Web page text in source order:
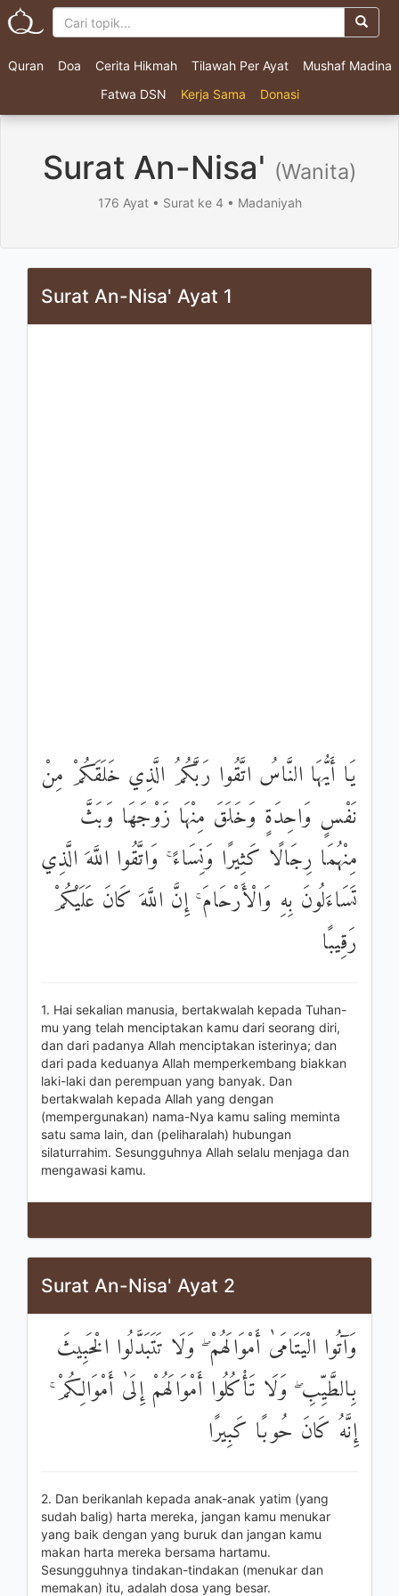
Quran Doa Cerita Hikmah Tilawah Per Ayat
Mushaf Madina
Fatwa DSN
Kerja Sama Donasi
Surat An-Nisa' (Wanita)
176 Ayat • Surat ke 4 • Madaniyah
Surat An-Nisa' Ayat 1
يَا أَيُّهَا النَّاسُ اتَّقُوا رَبَّكُمُ الَّذِي خَلَقَكُمْ مِنْ
نَفْسٍ وَاحِدَةٍ وَخَلَقَ مِنْهَا زَوْجَهَا وَبَثَّ
مِنْهُمَا رِجَالًا كَثِيرًا وَنِسَاءً ۚ وَاتَّقُوا اللَّهَ الَّذِي
تَسَاءَلُونَ بِهِ وَالْأَرْحَامَ ۚ إِنَّ اللَّهَ كَانَ عَلَيْكُمْ
رَقِيبًا
1. Hai sekalian manusia, bertakwalah kepada Tuhan-
mu yang telah menciptakan kamu dari seorang diri,
dan dari padanya Allah menciptakan isterinya; dan
dari pada keduanya Allah memperkembang biakkan
laki-laki dan perempuan yang banyak. Dan
bertakwalah kepada Allah yang dengan
(mempergunakan) nama-Nya kamu saling meminta
satu sama lain, dan (peliharalah) hubungan
silaturrahim. Sesungguhnya Allah selalu menjaga dan
mengawasi kamu.
Surat An-Nisa' Ayat 2
وَآتُوا الْيَتَامَىٰ أَمْوَالَهُمْ ۖ وَلَا تَتَبَدَّلُوا الْخَبِيثَ
بِالطَّيِّبِ ۖ وَلَا تَأْكُلُوا أَمْوَالَهُمْ إِلَىٰ أَمْوَالِكُمْ ۚ
إِنَّهُ كَانَ حُوبًا كَبِيرًا
2. Dan berikanlah kepada anak-anak yatim (yang
sudah balig) harta mereka, jangan kamu menukar
yang baik dengan yang buruk dan jangan kamu
makan harta mereka bersama hartamu.
Sesungguhnya tindakan-tindakan (menukar dan
memakan) itu, adalah dosa yang besar.